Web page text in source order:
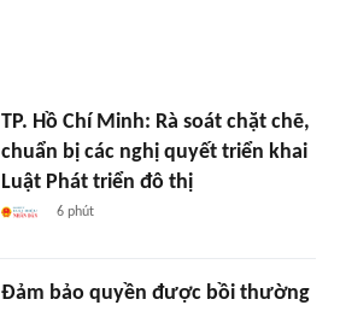
TP. Hồ Chí Minh: Rà soát chặt chẽ,
chuẩn bị các nghị quyết triển khai
Luật Phát triển đô thị
6 phút
Đảm bảo quyền được bồi thường